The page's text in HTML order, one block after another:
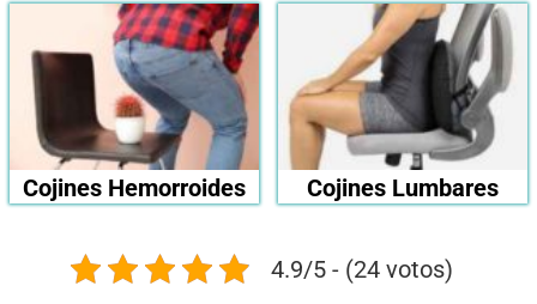
Cojines Hemorroides Cojines Lumbares
4.9/5 - (24 votos)